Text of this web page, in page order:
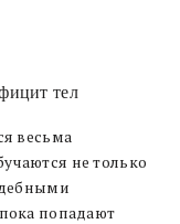
тел
весьма
не только
попадают